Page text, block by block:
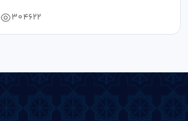
به ریاست...
304622